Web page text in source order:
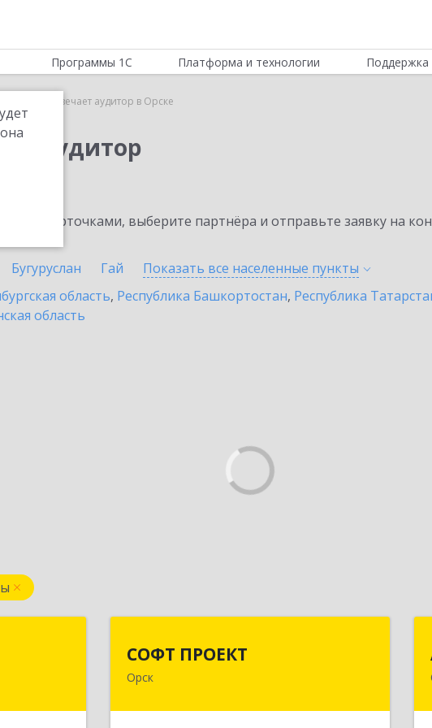
Программы 1С Платформа и технологии Поддержка
Отвечает аудитор в Орске
аудитор
карточками, выберите партнёра и отправьте заявку на
Бугуруслан Гай Показать все населенные пункты
область, Республика Башкортостан, Республика
область
СОФТ ПРОЕКТ
Орск